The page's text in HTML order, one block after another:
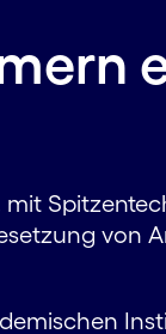
mit
von